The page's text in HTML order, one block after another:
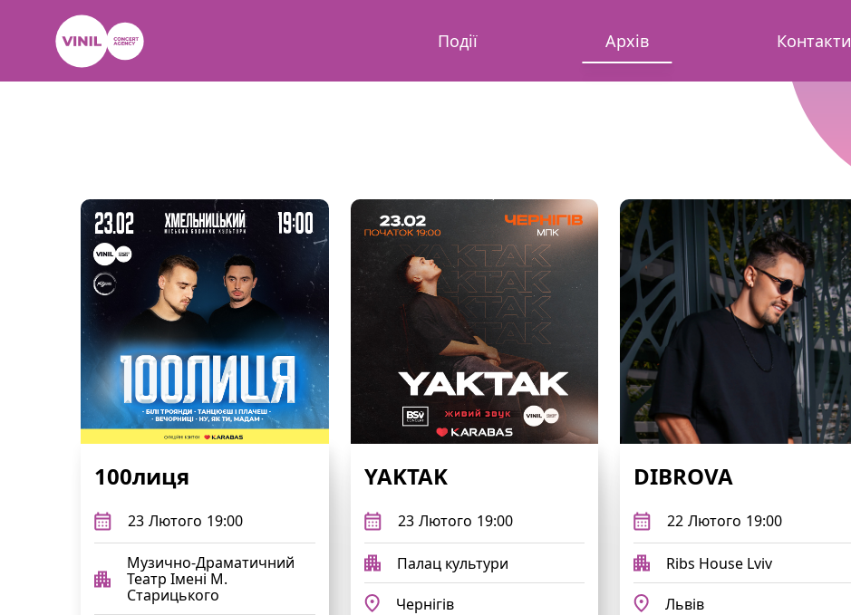
Події Архів Контакти
100лиця
23 Лютого 19:00
Музично-Драматичний
Театр Імені М.
Старицького
YAKTAK
23 Лютого 19:00
Палац культури
Чернігів
DIBROVA
22 Лютого 19:00
Ribs House Lviv
Львів